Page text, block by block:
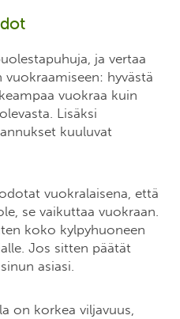
ja vertaa
hyvästä
vuokraa kuin
Lisäksi
kuuluvat
vuokralaisena, että
se vaikuttaa vuokraan.
koko kylpyhuoneen
Jos sitten päätät
asiasi.
on korkea viljavuus,